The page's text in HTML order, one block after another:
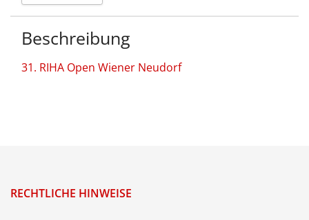
Beschreibung
31. RIHA Open Wiener Neudorf
RECHTLICHE HINWEISE